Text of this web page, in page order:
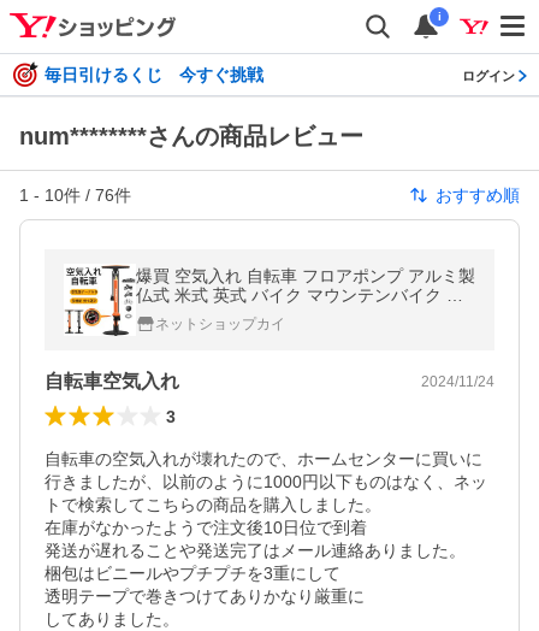
i
毎日引けるくじ 今すぐ挑戦 ログイン
num********さんの商品レビュー
1 - 10件 / 76件 おすすめ順
爆買 空気入れ 自転車 フロアポンプ アルミ製
仏式 米式 英式 バイク マウンテンバイク ク
ロスバイク タイヤ 浮き輪 ボール ゲージ サ
イクル おしゃれ 品質保証
ネットショップカイ
自転車空気入れ 2024/11/24
3
自転車の空気入れが壊れたので、ホームセンターに買いに
行きましたが、以前のように1000円以下ものはなく、ネッ
トで検索してこちらの商品を購入しました。
在庫がなかったようで注文後10日位で到着
発送が遅れることや発送完了はメール連絡ありました。
梱包はビニールやプチプチを3重にして
透明テープで巻きつけてありかなり厳重に
してありました。